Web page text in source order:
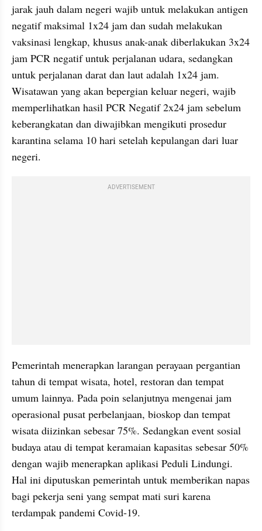
jarak jauh dalam negeri wajib untuk melakukan antigen
negatif maksimal 1x24 jam dan sudah melakukan
vaksinasi lengkap, khusus anak-anak diberlakukan 3x24
jam PCR negatif untuk perjalanan udara, sedangkan
untuk perjalanan darat dan laut adalah 1x24 jam.
Wisatawan yang akan bepergian keluar negeri, wajib
memperlihatkan hasil PCR Negatif 2x24 jam sebelum
keberangkatan dan diwajibkan mengikuti prosedur
karantina selama 10 hari setelah kepulangan dari luar
negeri.
ADVERTISEMENT
Pemerintah menerapkan larangan perayaan pergantian
tahun di tempat wisata, hotel, restoran dan tempat
umum lainnya. Pada poin selanjutnya mengenai jam
operasional pusat perbelanjaan, bioskop dan tempat
wisata diizinkan sebesar 75%. Sedangkan event sosial
budaya atau di tempat keramaian kapasitas sebesar 50%
dengan wajib menerapkan aplikasi Peduli Lindungi.
Hal ini diputuskan pemerintah untuk memberikan napas
bagi pekerja seni yang sempat mati suri karena
terdampak pandemi Covid-19.